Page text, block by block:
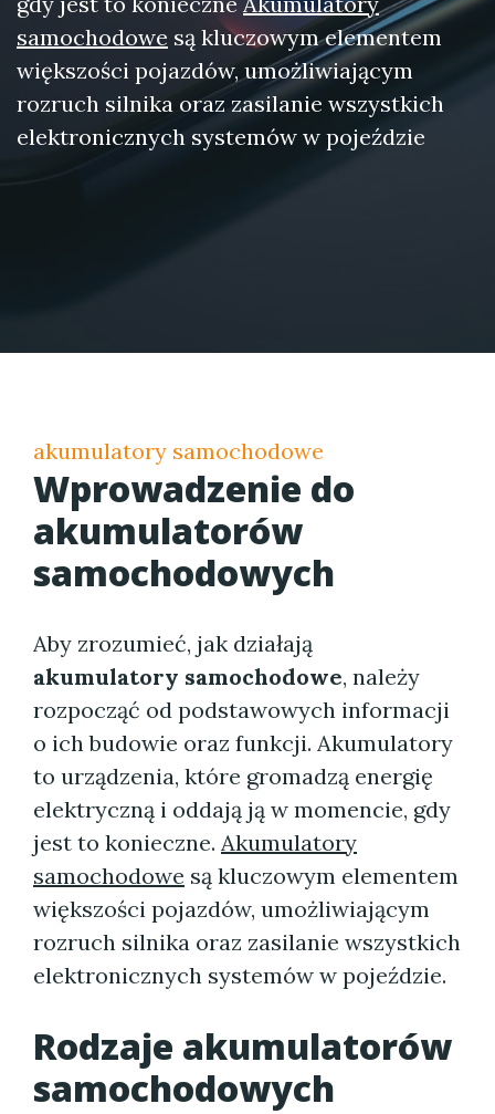
samochodowe są kluczowym elementem
większości pojazdów, umożliwiającym
rozruch silnika oraz zasilanie wszystkich
elektronicznych systemów w pojeździe
akumulatory samochodowe
Wprowadzenie do
akumulatorów
samochodowych
Aby zrozumieć, jak działają
akumulatory samochodowe, należy
rozpocząć od podstawowych informacji
o ich budowie oraz funkcji. Akumulatory
to urządzenia, które gromadzą energię
elektryczną i oddają ją w momencie, gdy
jest to konieczne. Akumulatory
samochodowe są kluczowym elementem
większości pojazdów, umożliwiającym
rozruch silnika oraz zasilanie wszystkich
elektronicznych systemów w pojeździe.
Rodzaje akumulatorów
samochodowych